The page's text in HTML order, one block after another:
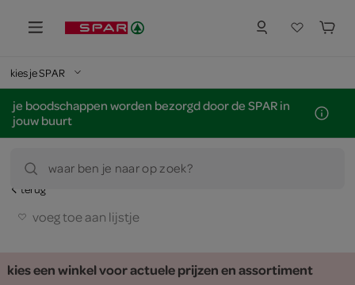
kies je SPAR
je boodschappen worden bezorgd door de SPAR in
jouw buurt
waar ben je naar op zoek?
terug
voeg toe aan lijstje
kies een winkel voor actuele prijzen en assortiment